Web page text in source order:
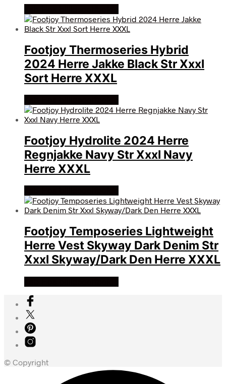
Footjoy Thermoseries Hybrid
2024 Herre Jakke Black Str Xxxl
Sort Herre XXXL
Footjoy Hydrolite 2024 Herre
Regnjakke Navy Str Xxxl Navy
Herre XXXL
Footjoy Temposeries Lightweight
Herre Vest Skyway Dark Denim Str
Xxxl Skyway/Dark Den Herre XXXL
© Copyright